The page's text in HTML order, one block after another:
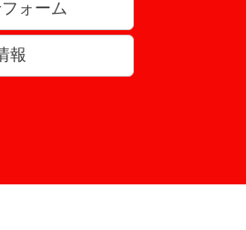
ォーム
報